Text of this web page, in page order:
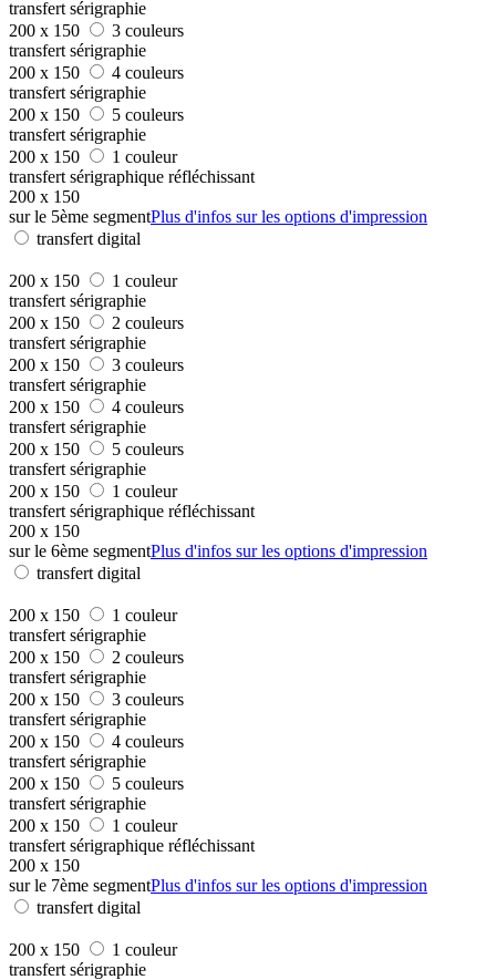
transfert sérigraphie
200 x 150
3 couleurs
transfert sérigraphie
200 x 150
4 couleurs
transfert sérigraphie
200 x 150
5 couleurs
transfert sérigraphie
200 x 150
1 couleur
transfert sérigraphique réfléchissant
200 x 150
sur le 5ème segmentPlus d'infos sur les options d'impression
transfert digital
200 x 150
1 couleur
transfert sérigraphie
200 x 150
2 couleurs
transfert sérigraphie
200 x 150
3 couleurs
transfert sérigraphie
200 x 150
4 couleurs
transfert sérigraphie
200 x 150
5 couleurs
transfert sérigraphie
200 x 150
1 couleur
transfert sérigraphique réfléchissant
200 x 150
sur le 6ème segmentPlus d'infos sur les options d'impression
transfert digital
200 x 150
1 couleur
transfert sérigraphie
200 x 150
2 couleurs
transfert sérigraphie
200 x 150
3 couleurs
transfert sérigraphie
200 x 150
4 couleurs
transfert sérigraphie
200 x 150
5 couleurs
transfert sérigraphie
200 x 150
1 couleur
transfert sérigraphique réfléchissant
200 x 150
sur le 7ème segmentPlus d'infos sur les options d'impression
transfert digital
200 x 150
1 couleur
transfert sérigraphie